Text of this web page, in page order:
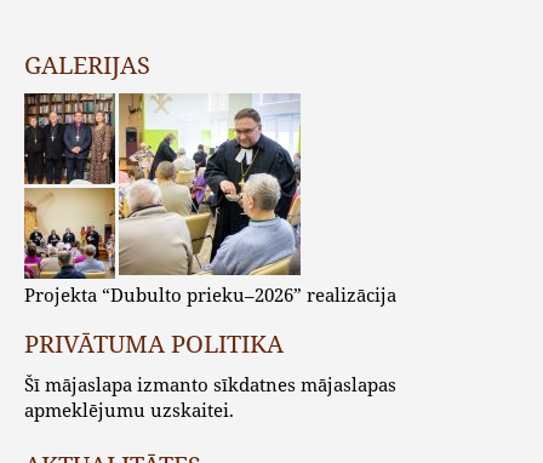
GALERIJAS
Projekta “Dubulto prieku–2026” realizācija
PRIVĀTUMA POLITIKA
Šī mājaslapa izmanto sīkdatnes mājaslapas
apmeklējumu uzskaitei.